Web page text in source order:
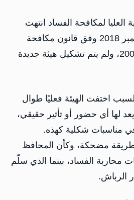
العليا لمكافحة الفساد انتهت
ولايتها القانونية منذ سبتمبر 2018 وفق قانون مكافحة
الفساد رقم 39 لسنة 2006، ولم يتم تشكيل هيئة جديدة
اختفت الهيئة فعليًا طوال
لها أي حضور أو تأثير حقيقي،
مناسبات شكلية كهذه.
بطريقة مضحكة، وكأن المحافظ
الفساد، بينما الذي سلّم
الرباش.